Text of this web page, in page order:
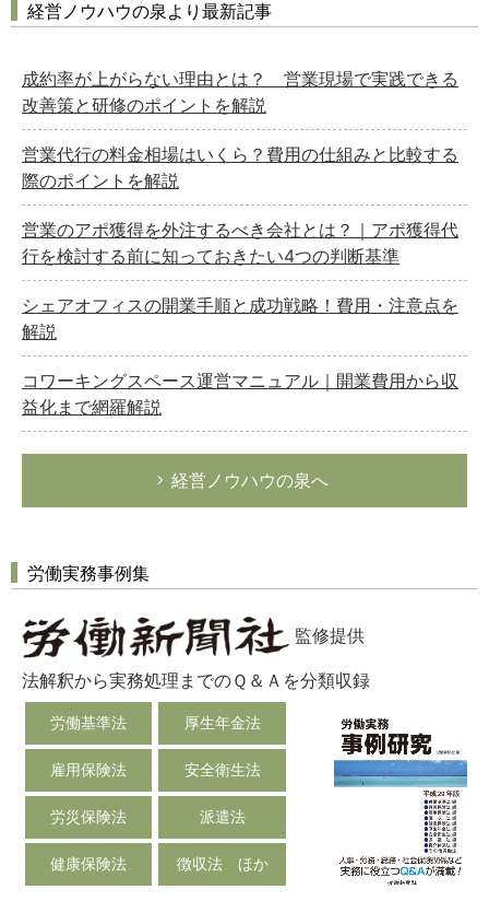
経営ノウハウの泉より最新記事
成約率が上がらない理由とは？ 営業現場で実践できる
改善策と研修のポイントを解説
営業代行の料金相場はいくら？費用の仕組みと比較する
際のポイントを解説
営業のアポ獲得を外注するべき会社とは？｜アポ獲得代
行を検討する前に知っておきたい4つの判断基準
シェアオフィスの開業手順と成功戦略！費用・注意点を
解説
コワーキングスペース運営マニュアル｜開業費用から収
益化まで網羅解説
経営ノウハウの泉へ
労働実務事例集
監修提供
法解釈から実務処理までのＱ＆Ａを分類収録
労働基準法 厚生年金法
雇用保険法 安全衛生法
労災保険法 派遣法
健康保険法 徴収法 ほか